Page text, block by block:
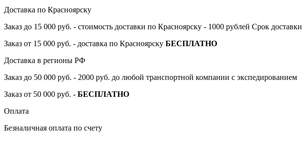
Доставка по Красноярску
Заказ до 15 000 руб. - стоимость доставки по Красноярску - 1000 рублей Срок доставки
Заказ от 15 000 руб. - доставка по Красноярску БЕСПЛАТНО
Доставка в регионы РФ
Заказ до 50 000 руб. - 2000 руб. до любой транспортной компании с экспедированием
Заказ от 50 000 руб. - БЕСПЛАТНО
Оплата
Безналичная оплата по счету